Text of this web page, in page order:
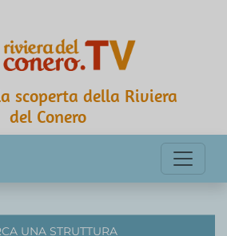
scoperta della Riviera
del Conero
UNA STRUTTURA